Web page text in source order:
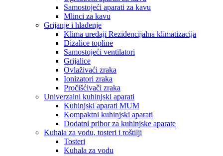
Samostojeći aparati za kavu
Mlinci za kavu
Grijanje i hlađenje
Klima uređaji Rezidencijalna klimatizacija
Dizalice topline
Samostojeći ventilatori
Grijalice
Ovlaživaći zraka
Ionizatori zraka
Pročišćivači zraka
Univerzalni kuhinjski aparati
Kuhinjski aparati MUM
Kompaktni kuhinjski aparati
Dodatni pribor za kuhinjske aparate
Kuhala za vodu, tosteri i roštilji
Tosteri
Kuhala za vodu